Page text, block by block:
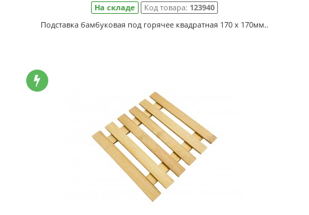
На складе Код товара: 123940
Подставка бамбуковая под горячее квадратная 170 х 170мм..